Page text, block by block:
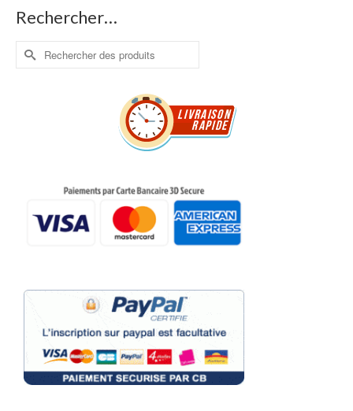
Rechercher…
Rechercher :